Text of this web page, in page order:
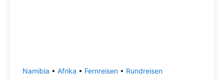
Namibia • Afrika • Fernreisen • Rundreisen